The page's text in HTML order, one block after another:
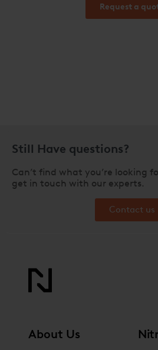
Request a
Still Have questions?
Can’t find what you’re looking
get in touch with our experts.
Contact us
About Us